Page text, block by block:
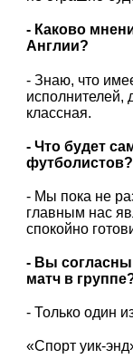
- Каково
Англии?
- Знаю, что
исполнителей,
классная.
- Что будет
футболистов?
- Мы пока не
главным нас
спокойно
- Вы согласны
матч в
- Только один
«Спорт уик-